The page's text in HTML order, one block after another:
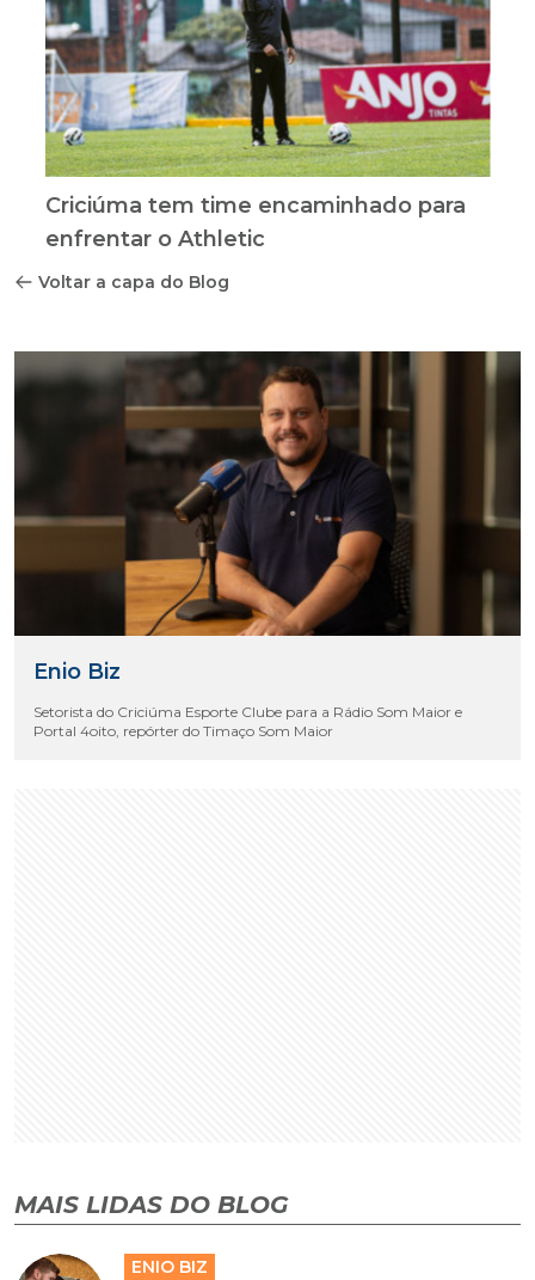
Criciúma tem time encaminhado para
enfrentar o Athletic
Voltar a capa do Blog
Enio Biz
Setorista do Criciúma Esporte Clube para a Rádio Som Maior e
Portal 4oito, repórter do Timaço Som Maior
MAIS LIDAS DO BLOG
ENIO BIZ